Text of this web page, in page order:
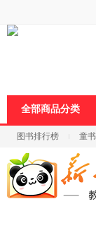
全部商品分类
图书排行榜 童书
科技 进口原版
页
Ctrl
浪